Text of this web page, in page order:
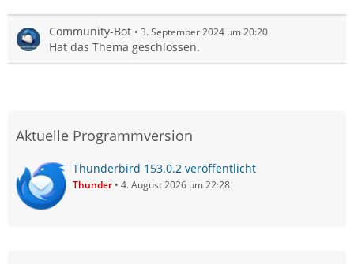
Community-Bot 3. September 2024 um 20:20
Hat das Thema geschlossen.
Aktuelle Programmversion
Thunderbird 153.0.2 veröffentlicht
Thunder 4. August 2026 um 22:28